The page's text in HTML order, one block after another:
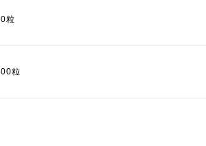
粒
粒